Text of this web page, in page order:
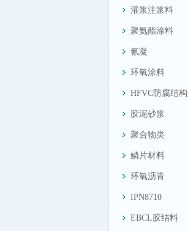
灌浆注浆料
聚氨酯涂料
氰凝
环氧涂料
HFVC防腐结
胶泥砂浆
聚合物类
鳞片材料
环氧沥青
IPN8710
EBCL胶结料